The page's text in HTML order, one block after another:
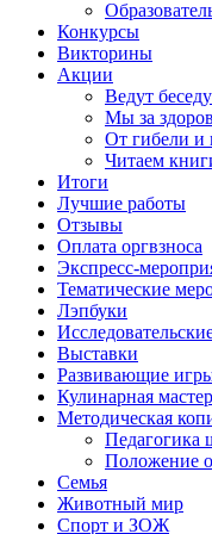
Конкурсы
Викторины
Акции
Ведут
Мы за
От гибели и
Читаем
Итоги
Лучшие работы
Отзывы
Оплата оргвзноса
Экспресс-
Тематические
Лэпбуки
Выставки
Развивающие
Кулинарная
Методическая
Педагогика
Положение
Семья
Животный мир
Спорт и ЗОЖ